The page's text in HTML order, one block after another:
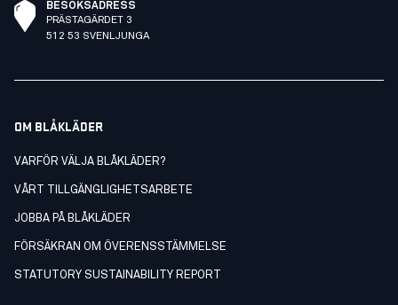
BESÖKSADRESS
PRÄSTAGÄRDET 3
512 53 SVENLJUNGA
OM BLÅKLÄDER
VARFÖR VÄLJA BLÅKLÄDER?
VÅRT TILLGÄNGLIGHETSARBETE
JOBBA PÅ BLÅKLÄDER
FÖRSÄKRAN OM ÖVERENSSTÄMMELSE
STATUTORY SUSTAINABILITY REPORT